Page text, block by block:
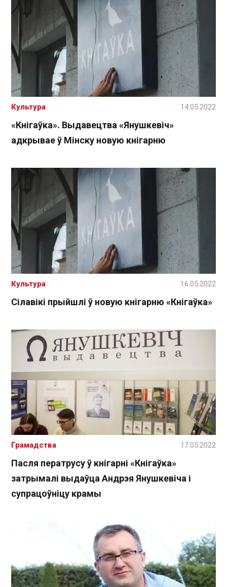
«Кнігаўка». Выдавецтва «Янушкевіч»
адкрывае ў Мінску новую кнігарню
Культура 14.05.2022
Сілавікі прыйшлі ў новую кнігарню «Кнігаўка»
Культура 16.05.2022
Пасля ператрусу ў кнігарні «Кнігаўка»
затрымалі выдаўца Андрэя Янушкевіча і
супрацоўніцу крамы
Грамадства 17.05.2022